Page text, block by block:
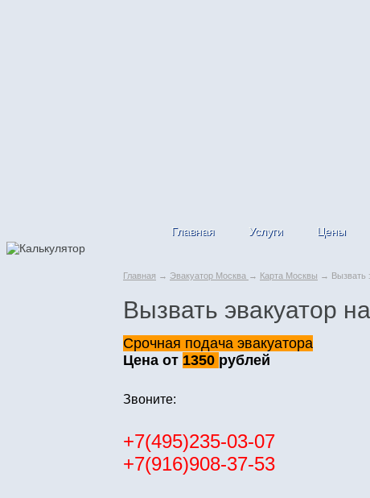
Главная Услуги Цены
Главная → Эвакуатор Москва → Карта Москвы → Вызвать
Вызвать эвакуатор
Срочная подача эвакуатора
Цена от 1350 рублей
Звоните:
+7(495)235-03-07
+7(916)908-37-53